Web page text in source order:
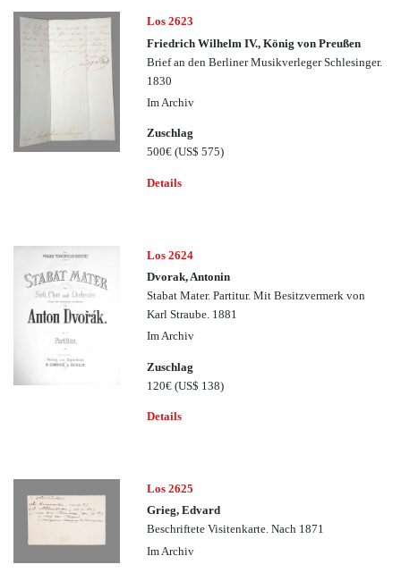
Los 2623
Friedrich Wilhelm IV., König von Preußen
Brief an den Berliner Musikverleger Schlesinger.
1830
Im Archiv
Zuschlag
500€(US$ 575)
Details
Los 2624
Dvorak, Antonin
Stabat Mater. Partitur. Mit Besitzvermerk von
Karl Straube. 1881
Im Archiv
Zuschlag
120€(US$ 138)
Details
Los 2625
Grieg, Edvard
Beschriftete Visitenkarte. Nach 1871
Im Archiv